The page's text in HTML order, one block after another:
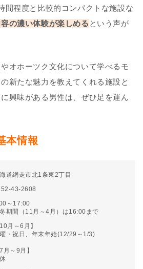
間程度と比較的コンパクトな施設な
の濃い体験が楽しめる という声が
オホーツク文化について学べるモ
新たな魅力を教えてくれる施設と
興味がある男性は、ぜひ足を運ん
本情報
道網走市北1条東2丁目
43-2608
～17:00
期間（11月～4月）は16:00まで
10月～6月】
・祝日、年末年始(12/29～1/3)
7月～9月】